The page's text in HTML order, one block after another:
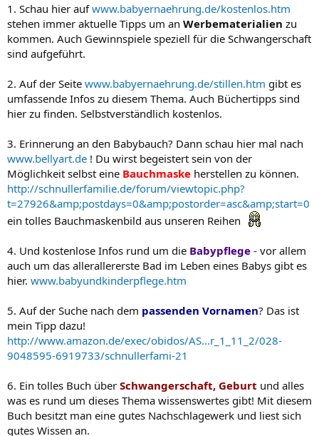
1. Schau hier aufwww.babyernaehrung.de/kostenlos.htm
stehen immer aktuelle Tipps um an Werbematerialien zu
kommen. Auch Gewinnspiele speziell für die Schwangerschaft
sind aufgeführt.
2. Auf der Seite www.babyernaehrung.de/stillen.htm gibt es
umfassende Infos zu diesem Thema. Auch Büchertipps sind
hier zu finden. Selbstverständlich kostenlos.
3. Erinnerung an den Babybauch? Dann schau hier mal nach
www.bellyart.de ! Du wirst begeistert sein von der
Möglichkeit selbst eine Bauchmaske herstellen zu können.
http://schnullerfamilie.de/forum/viewtopic.php?
t=27926&amp;postdays=0&amp;postorder=asc&amp;start=0
ein tolles Bauchmaskenbild aus unseren Reihen
4. Und kostenlose Infos rund um die Babypflege - vor allem
auch um das allerallererste Bad im Leben eines Babys gibt es
hier. www.babyundkinderpflege.htm
5. Auf der Suche nach dem passenden Vornamen? Das ist
mein Tipp dazu!
http://www.amazon.de/exec/obidos/AS...r_1_11_2/028-
9048595-6919733/schnullerfami-21
6. Ein tolles Buch über Schwangerschaft, Geburt und alles
was es rund um dieses Thema wissenswertes gibt! Mit diesem
Buch besitzt man eine gutes Nachschlagewerk und liest sich
gutes Wissen an.